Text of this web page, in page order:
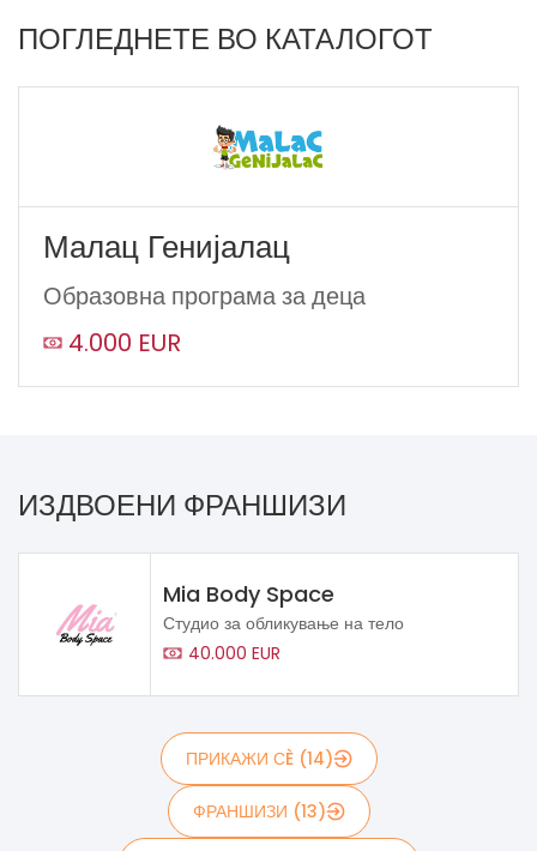
ПОГЛЕДНЕТЕ ВО КАТАЛОГОТ
Малац Генијалац
Образовна програма за деца
4.000 EUR
ИЗДВОЕНИ ФРАНШИЗИ
Mia Body Space
Студио за обликување на тело
40.000 EUR
ПРИКАЖИ СÈ (14)
ФРАНШИЗИ (13)